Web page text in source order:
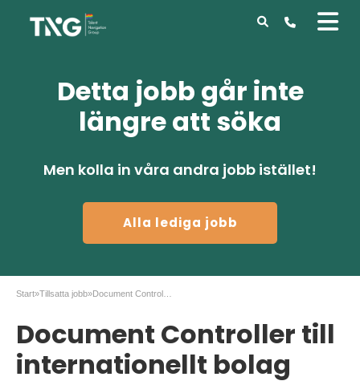
Detta jobb går inte
längre att söka
Men kolla in våra andra jobb istället!
Alla lediga jobb
Start»Tillsatta jobb»
Document Controller till
internationellt bolag